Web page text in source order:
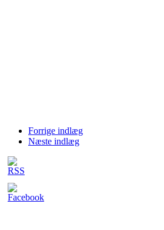
Forrige indlæg
Næste indlæg